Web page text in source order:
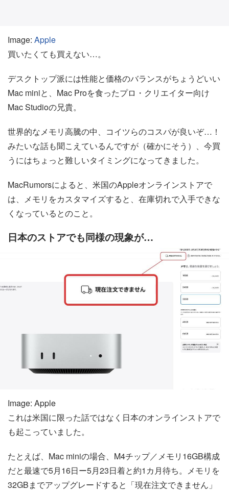
Image: Apple
買いたくても買えない…。
デスクトップ派には性能と価格のバランスがちょうどいい
Mac miniと、Mac Proを食ったプロ・クリエイター向け
Mac Studioの兄貴。
世界的なメモリ高騰の中、コイツらのコスパが良いぞ…！
みたいな話も聞こえているんですが（確かにそう）、今買
うにはちょっと難しいタイミングになってきました。
MacRumorsによると、米国のAppleオンラインストアで
は、メモリをカスタマイズすると、在庫切れで入手できな
くなっているとのこと。
日本のストアでも同様の現象が…
Image: Apple
これは米国に限った話ではなく日本のオンラインストアで
も起こっていました。
たとえば、Mac miniの場合、M4チップ／メモリ16GB構成
だと最速で5月16日ー5月23日着と約1カ月待ち。メモリを
32GBまでアップグレードすると「現在注文できません」